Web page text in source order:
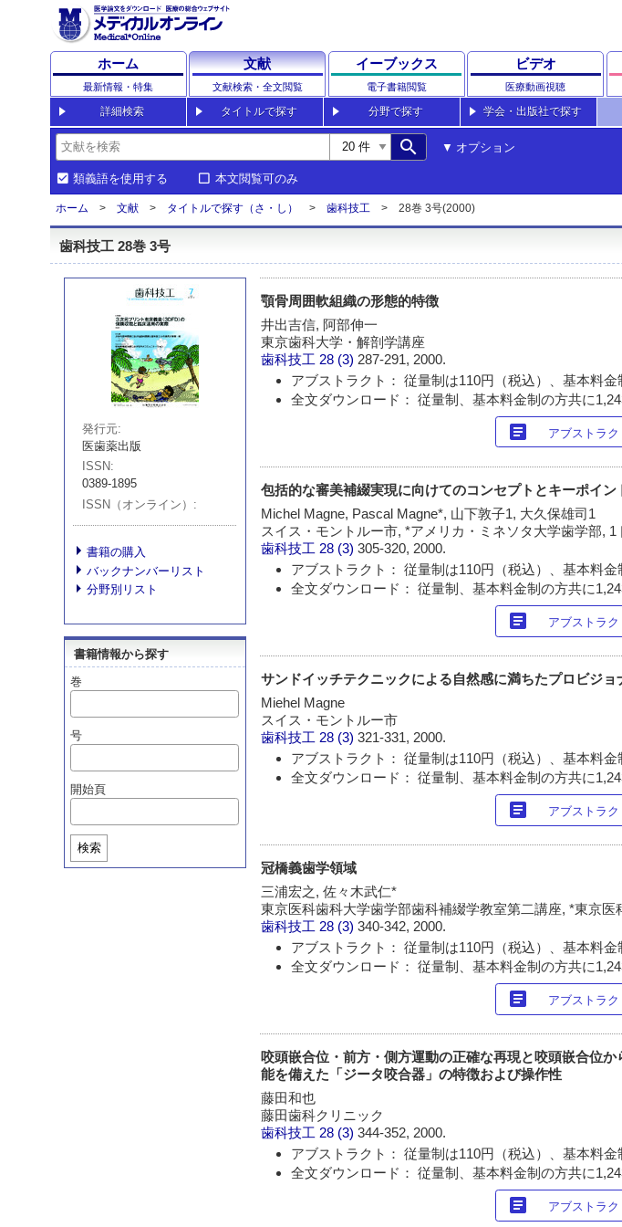
ホーム
最新情報・特集
文献
文献検索・全文閲覧
イーブックス
電子書籍閲覧
ビデオ
医療動画視聴
詳細検索 タイトルで探す 分野で探す 学会・出版社で探す
search オプション
類義語を使用する 本文閲覧可のみ
ホーム 文献 タイトルで探す（さ・し） 歯科技工 28巻 3号(2000)
歯科技工 28巻 3号
発行元
医歯薬出版
ISSN
0389-1895
ISSN（オンライン）
書籍の購入
バックナンバーリスト
分野別リスト
書籍情報から探す
巻
号
開始頁
検索
顎骨周囲軟組織の形態的特徴
井出吉信, 阿部伸一
東京歯科大学・解剖学講座
歯科技工 28 (3) 287-291, 2000.
アブストラクト： 従量制は110円（税込）、基本料金
全文ダウンロード： 従量制、基本料金制の方共に
article アブストラ
包括的な審美補綴実現に向けてのコンセプトとキーポイン
Michel Magne, Pascal Magne*, 山下敦子1, 大久保雄司1
スイス・モントルー市, *アメリカ・ミネソタ大学歯学部,
歯科技工 28 (3)305-320, 2000.
アブストラクト： 従量制は110円（税込）、基本料金
全文ダウンロード： 従量制、基本料金制の方共に
article アブストラ
サンドイッチテクニックによる自然感に満ちたプロビジョ
Miehel Magne
スイス・モントルー市
歯科技工 28 (3)321-331, 2000.
アブストラクト： 従量制は110円（税込）、基本料金
全文ダウンロード： 従量制、基本料金制の方共に
article アブストラ
冠橋義歯学領域
三浦宏之, 佐々木武仁*
東京医科歯科大学歯学部歯科補綴学教室第二講座, *東京
歯科技工 28 (3)340-342, 2000.
アブストラクト： 従量制は110円（税込）、基本料金
全文ダウンロード： 従量制、基本料金制の方共に
article アブストラ
咬頭嵌合位・前方・側方運動の正確な再現と咬頭嵌合位
能を備えた「ジータ咬合器」の特徴および操作性
藤田和也
藤田歯科クリニック
歯科技工 28 (3)344-352, 2000.
アブストラクト： 従量制は110円（税込）、基本料金
全文ダウンロード： 従量制、基本料金制の方共に
article アブストラ